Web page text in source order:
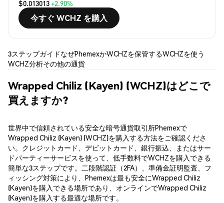
$0.013013+2.90%
今すぐ WCHZ を購入
3ステップガイドなぜPhemexかWCHZを保管するWCHZを使う
WCHZ分析その他の通貨
Wrapped Chiliz (Kayen) (WCHZ)はどこで
買えますか?
世界中で信頼されている安全な暗号通貨取引所Phemexで
Wrapped Chiliz (Kayen) (WCHZ)を購入する方法をご確認くださ
い。クレジットカード、デビットカード、銀行振込、またはサー
ドパーティーサービスを使って、低手数料でWCHZを購入できる
簡単な3ステップです。二段階認証（2FA）、準備金証明監査、フ
ィッシング対策により、Phemexは最も安全にWrapped Chiliz
(Kayen)を購入できる場所であり、オンラインでWrapped Chiliz
(Kayen)を購入する最適な場所です。